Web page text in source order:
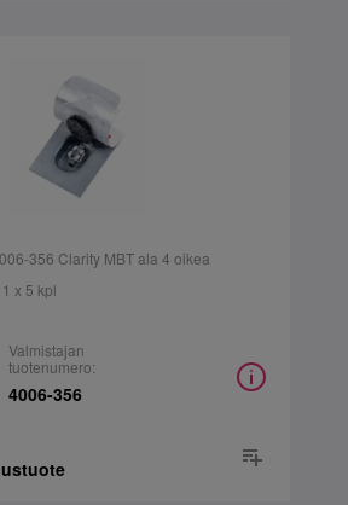
356 Clarity MBT ala 4 oikea
x 5 kpl
Valmistajan
tuotenumero:
4006-356